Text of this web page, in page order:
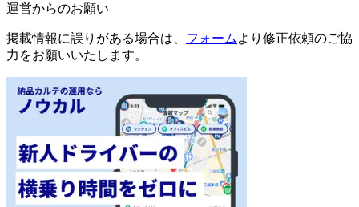
運営からのお願い
掲載情報に誤りがある場合は、 フォーム より修正依頼のご協
力をお願いいたします。